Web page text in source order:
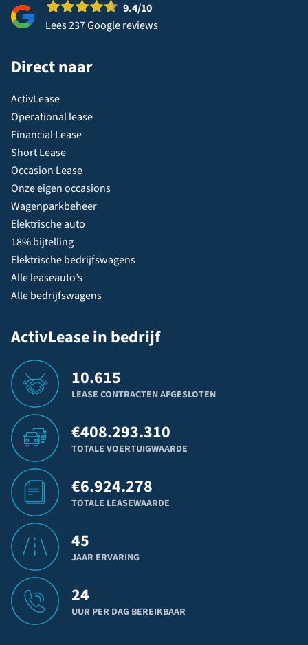
9.4/10
Lees 237 Google reviews
Direct naar
ActivLease
Operational lease
Financial Lease
Short Lease
Occasion Lease
Onze eigen occasions
Wagenparkbeheer
Elektrische auto
18% bijtelling
Elektrische bedrijfswagens
Alle leaseauto’s
Alle bedrijfswagens
ActivLease in bedrijf
10.615
LEASE CONTRACTEN AFGESLOTEN
€408.293.310
TOTALE VOERTUIGWAARDE
€6.924.278
TOTALE LEASEWAARDE
45
JAAR ERVARING
24
UUR PER DAG BEREIKBAAR